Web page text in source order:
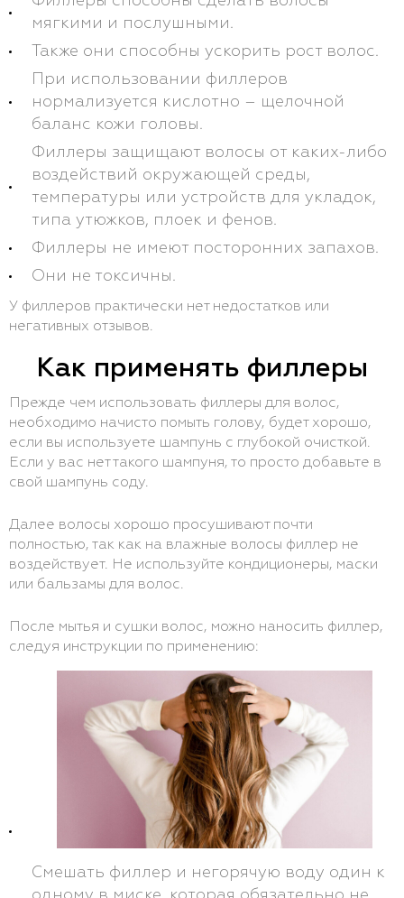
мягкими и послушными.
Также они способны ускорить рост волос.
При использовании филлеров
нормализуется кислотно – щелочной
баланс кожи головы.
Филлеры защищают волосы от каких-либо
воздействий окружающей среды,
температуры или устройств для укладок,
типа утюжков, плоек и фенов.
Филлеры не имеют посторонних запахов.
Они не токсичны.
У филлеров практически нет недостатков или
негативных отзывов.
Как применять филлеры
Прежде чем использовать филлеры для волос,
необходимо начисто помыть голову, будет хорошо,
если вы используете шампунь с глубокой очисткой.
Если у вас нет такого шампуня, то просто добавьте в
свой шампунь соду.
Далее волосы хорошо просушивают почти
полностью, так как на влажные волосы филлер не
воздействует. Не используйте кондиционеры, маски
или бальзамы для волос.
После мытья и сушки волос, можно наносить филлер,
следуя инструкции по применению:
Смешать филлер и негорячую воду один к